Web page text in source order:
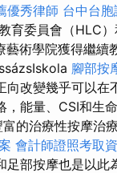
優秀律師 台中台
育委員會（HLC
藝術學院獲得繼續
腳部按
改變幾乎可以在
能量、CSI和生
的治療性按摩治
會計師證照考取
部按摩也是以此